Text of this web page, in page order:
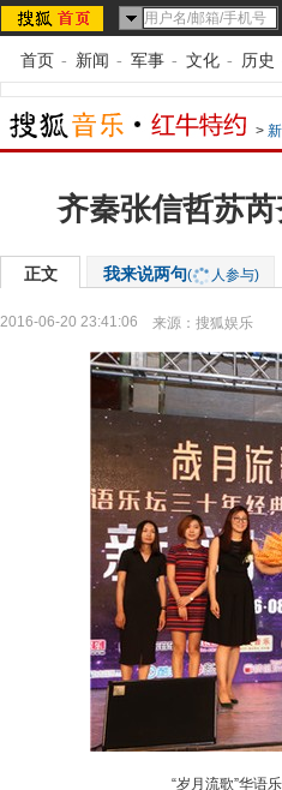
首页 - 新闻 - 军事 - 文化 - 历史
>
齐秦张信哲苏
正文 我来说两句( 人参与)
2016-06-20 23:41:06 来源： 搜狐娱乐
“岁月流歌”华语